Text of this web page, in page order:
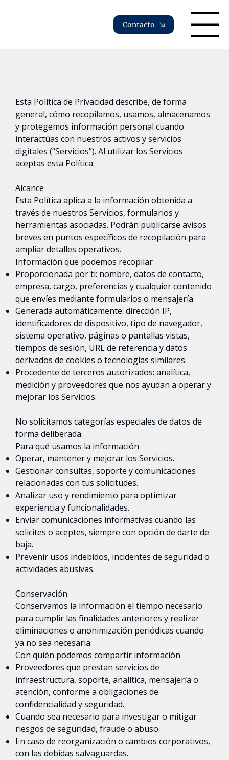
Menu
Contacto
Esta Política de Privacidad describe, de forma
general, cómo recopilamos, usamos, almacenamos
y protegemos información personal cuando
interactúas con nuestros activos y servicios
digitales (“Servicios”). Al utilizar los Servicios
aceptas esta Política.
Alcance
Esta Política aplica a la información obtenida a
través de nuestros Servicios, formularios y
herramientas asociadas. Podrán publicarse avisos
breves en puntos específicos de recopilación para
ampliar detalles operativos.
Información que podemos recopilar
Proporcionada por ti: nombre, datos de contacto,
empresa, cargo, preferencias y cualquier contenido
que envíes mediante formularios o mensajería.
Generada automáticamente: dirección IP,
identificadores de dispositivo, tipo de navegador,
sistema operativo, páginas o pantallas vistas,
tiempos de sesión, URL de referencia y datos
derivados de cookies o tecnologías similares.
Procedente de terceros autorizados: analítica,
medición y proveedores que nos ayudan a operar y
mejorar los Servicios.
No solicitamos categorías especiales de datos de
forma deliberada.
Para qué usamos la información
Operar, mantener y mejorar los Servicios.
Gestionar consultas, soporte y comunicaciones
relacionadas con tus solicitudes.
Analizar uso y rendimiento para optimizar
experiencia y funcionalidades.
Enviar comunicaciones informativas cuando las
solicites o aceptes, siempre con opción de darte de
baja.
Prevenir usos indebidos, incidentes de seguridad o
actividades abusivas.
Conservación
Conservamos la información el tiempo necesario
para cumplir las finalidades anteriores y realizar
eliminaciones o anonimización periódicas cuando
ya no sea necesaria.
Con quién podemos compartir información
Proveedores que prestan servicios de
infraestructura, soporte, analítica, mensajería o
atención, conforme a obligaciones de
confidencialidad y seguridad.
Cuando sea necesario para investigar o mitigar
riesgos de seguridad, fraude o abuso.
En caso de reorganización o cambios corporativos,
con las debidas salvaguardas.